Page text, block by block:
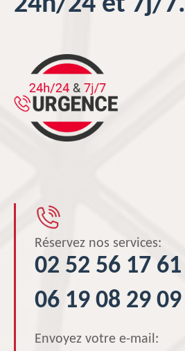
Réservez nos services:
02 52 56 17 61
06 19 08 29 09
Envoyez votre e-mail: